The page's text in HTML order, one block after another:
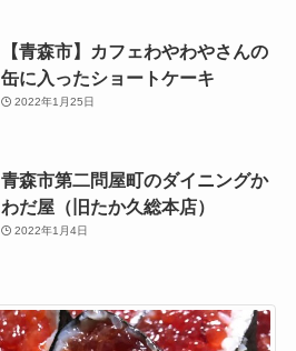
【青森市】カフェわやわやさんの
缶に入ったショートケーキ
2022年1月25日
青森市第二問屋町のダイニングか
わだ屋（旧たか久総本店）
2022年1月4日